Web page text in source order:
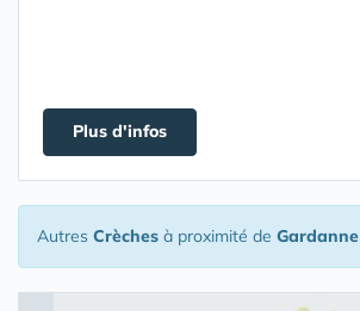
Plus d'infos
Autres Crèches à proximité de Gardanne